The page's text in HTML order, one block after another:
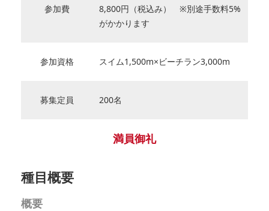
参加費
8,800円（税込み） ※別途手数料5%
がかかります
参加資格 スイム1,500m×ビーチラン3,000m
募集定員 200名
満員御礼
種目概要
概要